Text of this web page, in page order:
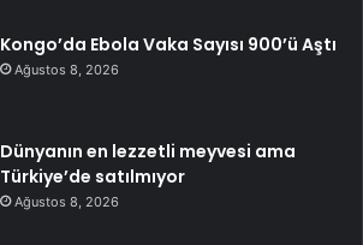
Kongo’da Ebola Vaka Sayısı 900’ü Aştı
Ağustos 8, 2026
Dünyanın en lezzetli meyvesi ama
Türkiye’de satılmıyor
Ağustos 8, 2026